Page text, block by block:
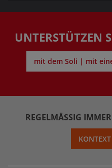
UNTERSTÜTZEN
mit dem Soli | mit
REGELMÄSSIG